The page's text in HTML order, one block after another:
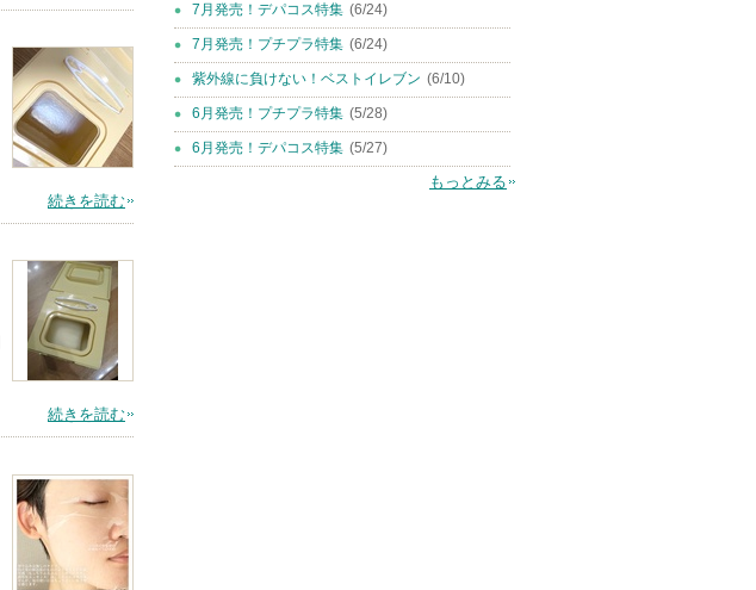
続きを読む
続きを読む
7月発売！デパコス特集 (6/24)
7月発売！プチプラ特集 (6/24)
紫外線に負けない！ベストイレブン (6/10)
6月発売！プチプラ特集 (5/28)
6月発売！デパコス特集 (5/27)
もっとみる